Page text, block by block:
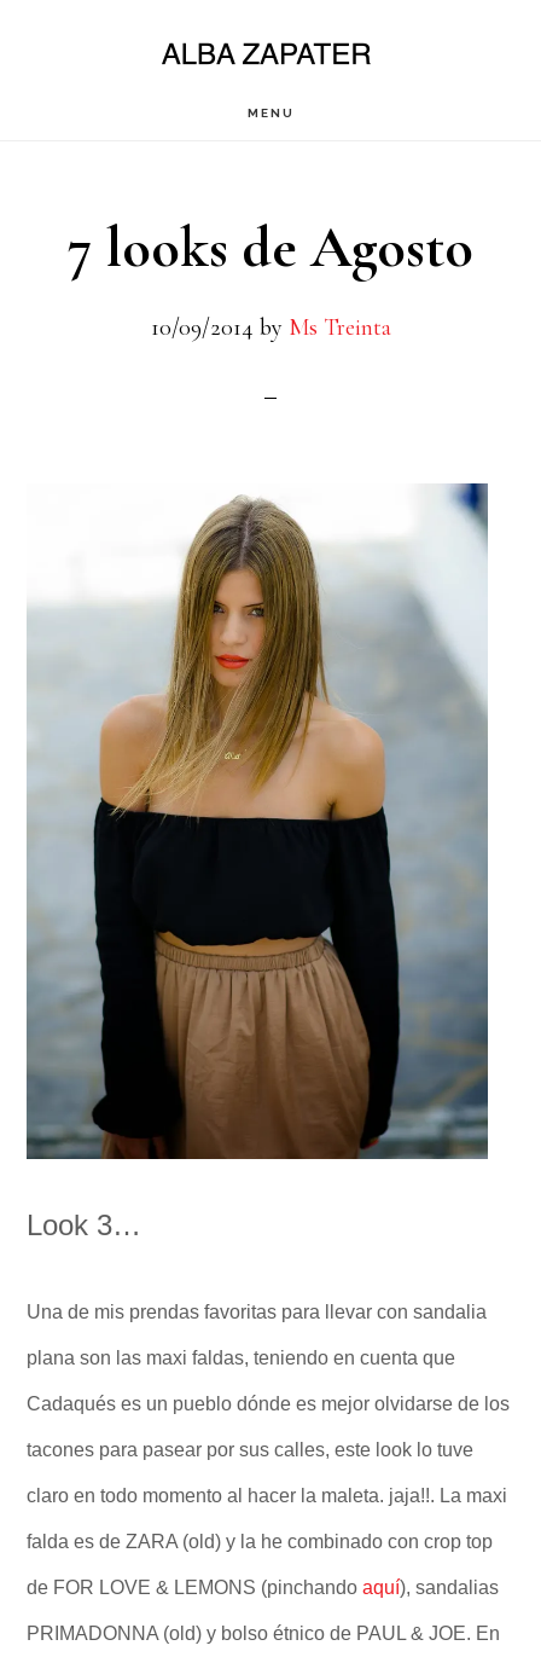
MENU
7 looks de Agosto
10/09/2014 by Ms Treinta
Look 3…
Una de mis prendas favoritas para llevar con sandalia
plana son las maxi faldas, teniendo en cuenta que
Cadaqués es un pueblo dónde es mejor olvidarse de los
tacones para pasear por sus calles, este look lo tuve
claro en todo momento al hacer la maleta. jaja!!. La maxi
falda es de ZARA (old) y la he combinado con crop top
de FOR LOVE & LEMONS (pinchandoaquí), sandalias
PRIMADONNA (old) y bolso étnico de PAUL & JOE. En